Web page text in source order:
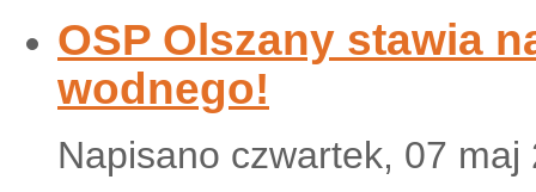
OSP Olszany stawia
wodnego!
Napisano czwartek, 07 maj